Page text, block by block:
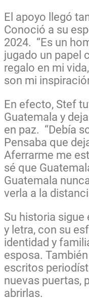
El apoyo llegó
Conoció a su
2024. “Es un
jugado un papel
regalo en mi
son mi
En efecto, Stef
Guatemala y
en paz. “Debía
Pensaba que
Aferrarme me
sé que
Guatemala
verla a la
Su historia
y letra, con su
identidad y
esposa.
escritos
nuevas puertas,
abrirlas.